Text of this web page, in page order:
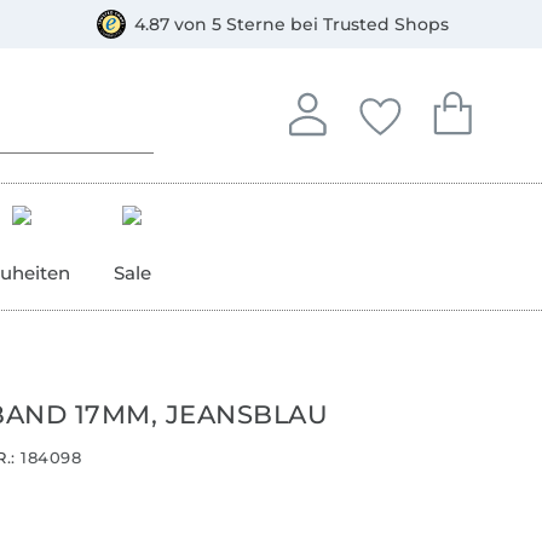
4.87 von 5 Sterne bei Trusted Shops
Anmelden
In deinem Konto
Deine
Du hast keine
Dein
Du hast
Sale
17MM, JEANSBLAU
184098